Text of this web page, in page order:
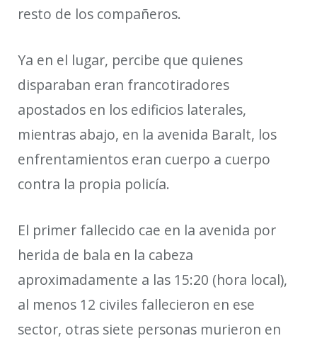
resto de los compañeros.
Ya en el lugar, percibe que quienes
disparaban eran francotiradores
apostados en los edificios laterales,
mientras abajo, en la avenida Baralt, los
enfrentamientos eran cuerpo a cuerpo
contra la propia policía.
El primer fallecido cae en la avenida por
herida de bala en la cabeza
aproximadamente a las 15:20 (hora local),
al menos 12 civiles fallecieron en ese
sector, otras siete personas murieron en